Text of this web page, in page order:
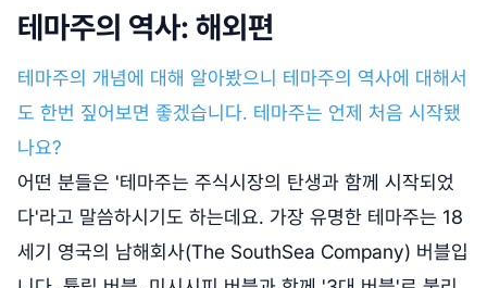
테마주의 역사: 해외편
테마주의 개념에 대해 알아봤으니 테마주의 역사에 대해서
도 한번 짚어보면 좋겠습니다. 테마주는 언제 처음 시작됐
나요?
어떤 분들은 '테마주는 주식시장의 탄생과 함께 시작되었
다'라고 말씀하시기도 하는데요. 가장 유명한 테마주는 18
세기 영국의 남해회사(The SouthSea Company) 버블입